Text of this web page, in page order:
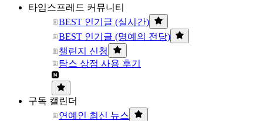
타임스프레드 커뮤니티
BEST 인기글 (실시간)
BEST 인기글 (명예의 전당)
챌린지 신청
탐스 상점 사용 후기
구독 캘린더
연예인 최신 뉴스